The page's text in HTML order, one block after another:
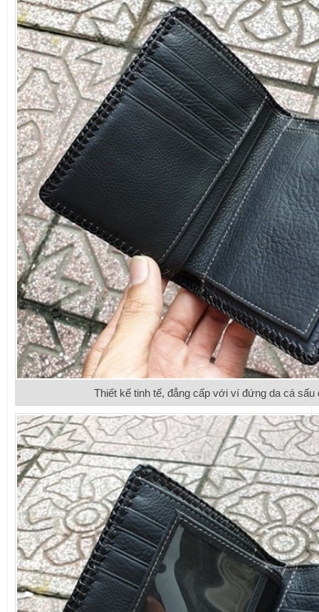
Thiết kế tinh tế, đẳng cấp với ví đứng da cá sấu